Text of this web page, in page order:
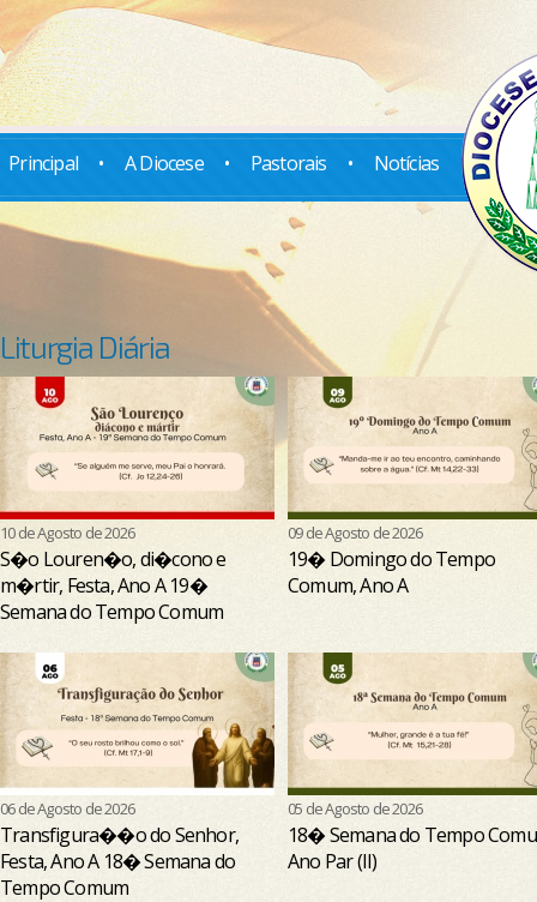
Principal • A Diocese • Pastorais • Notícias
Liturgia Diária
10 de Agosto de 2026
S�o Louren�o, di�cono e
m�rtir, Festa, Ano A 19�
Semana do Tempo Comum
09 de Agosto de 2026
19� Domingo do Tempo
Comum, Ano A
06 de Agosto de 2026
Transfigura��o do Senhor,
Festa, Ano A 18� Semana do
Tempo Comum
05 de Agosto de 2026
18� Semana do Tempo
Ano Par (II)